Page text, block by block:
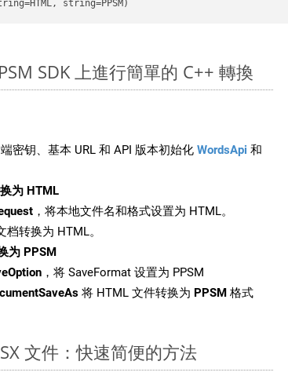
string=PPSM)
SDK 上進行簡單的 C++ 轉換
密钥、基本 URL 和 API 版本初始化 WordsApi 和
为 HTML
，将本地文件名和格式设置为 HTML。
转换为 HTML。
为 PPSM
，将 SaveFormat 设置为 PPSM
将 HTML 文件转换为 PPSM 格式
文件：快速简便的方法